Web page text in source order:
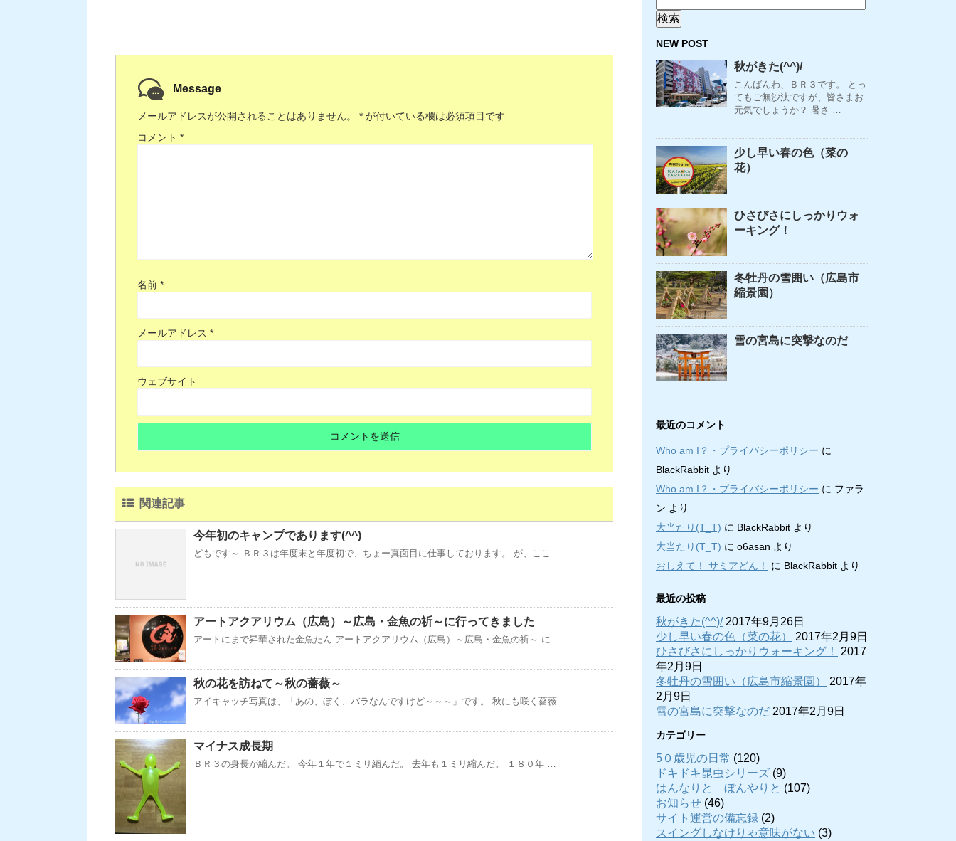
Message
メールアドレスが公開されることはありません。 * が付いている欄は必須項目です
コメント *
名前 *
メールアドレス *
ウェブサイト
関連記事
今年初のキャンプであります(^^)
どもです～ ＢＲ３は年度末と年度初で、ちょー真面目に仕事しております。 が、ここ …
アートアクアリウム（広島）～広島・金魚の祈～に行ってきました
アートにまで昇華された金魚たん アートアクアリウム（広島）～広島・金魚の祈～ に …
秋の花を訪ねて～秋の薔薇～
アイキャッチ写真は、「あの、ぼく、バラなんですけど～～～」です。 秋にも咲く薔薇 …
マイナス成長期
ＢＲ３の身長が縮んだ。 今年１年で１ミリ縮んだ。 去年も１ミリ縮んだ。 １８０年 …
NEW POST
秋がきた(^^)/
こんばんわ、ＢＲ３です。 とっ
てもご無沙汰ですが、皆さまお
元気でしょうか？ 暑さ …
少し早い春の色（菜の
花）
ひさびさにしっかりウォ
ーキング！
冬牡丹の雪囲い（広島市
縮景園）
雪の宮島に突撃なのだ
最近のコメント
Who am I？・プライバシーポリシー に
BlackRabbit より
Who am I？・プライバシーポリシー に ファラ
ン より
大当たり(T_T) に BlackRabbit より
大当たり(T_T) に o6asan より
おしえて！ サミアどん！
に BlackRabbit より
最近の投稿
秋がきた(^^)/ 2017年9月26日
少し早い春の色（菜の花）
2017年2月9日
ひさびさにしっかりウォーキング！
2017
年2月9日
冬牡丹の雪囲い（広島市縮景園）
2017年
2月9日
雪の宮島に突撃なのだ 2017年2月9日
カテゴリー
5０歳児の日常 (120)
ドキドキ昆虫シリーズ (9)
はんなりと ぼんやりと (107)
お知らせ (46)
サイト運営の備忘録 (2)
スイングしなけりゃ意味がない (3)